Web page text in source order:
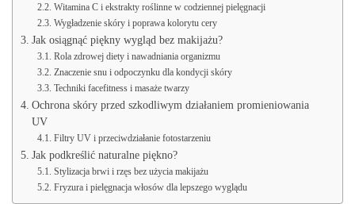
Witamina C i ekstrakty roślinne w codziennej pielęgnacji
Wygładzenie skóry i poprawa kolorytu cery
Jak osiągnąć piękny wygląd bez makijażu?
Rola zdrowej diety i nawadniania organizmu
Znaczenie snu i odpoczynku dla kondycji skóry
Techniki facefitness i masaże twarzy
Ochrona skóry przed szkodliwym działaniem promieniowania
UV
Filtry UV i przeciwdziałanie fotostarzeniu
Jak podkreślić naturalne piękno?
Stylizacja brwi i rzęs bez użycia makijażu
Fryzura i pielęgnacja włosów dla lepszego wyglądu